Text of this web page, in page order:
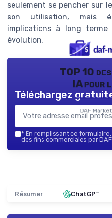
seulement se pencher sur
son utilisation, mais
implications à long
évolution.
TOP 10
IA pour
DAF
Téléchargez
* En remplissant ce formulaire,
des fins commerciales par
Résumer ChatGPT